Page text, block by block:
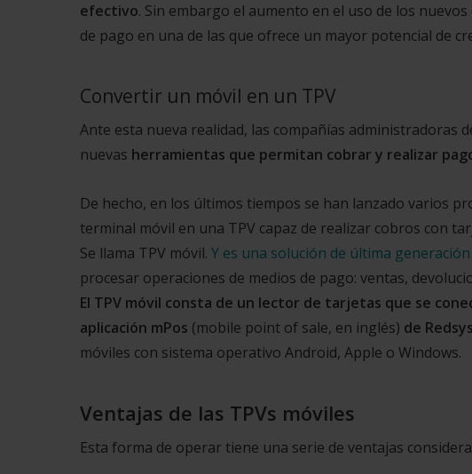
efectivo. Sin embargo el aumento en el uso de los
de pago en una de las que ofrece un mayor potencial de
Convertir un móvil en un TPV
Ante esta nueva realidad, las compañías administradoras
nuevas herramientas que permitan cobrar y realizar
De hecho, en los últimos tiempos se han lanzado varios
terminal móvil en una TPV capaz de realizar cobros con
Se llama TPV móvil. Y es una solución de última generación
procesar operaciones de medios de pago: ventas,
El TPV móvil consta de un lector de tarjetas que se
aplicación mPos (mobile point of sale, en inglés) de Redsys
móviles con sistema operativo Android, Apple o Windows.
Ventajas de las TPVs móviles
Esta forma de operar tiene una serie de ventajas